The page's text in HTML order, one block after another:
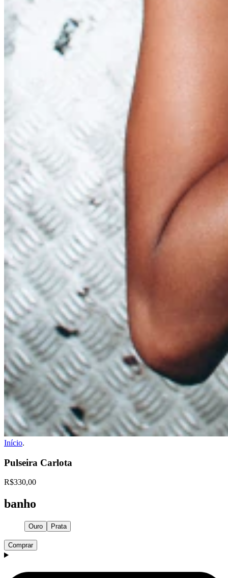
Início.
Pulseira Carlota
R$330,00
banho
Ouro Prata
Comprar